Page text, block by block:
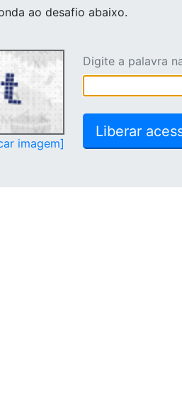
ao desafio abaixo.
imagem]
Digite a palavra